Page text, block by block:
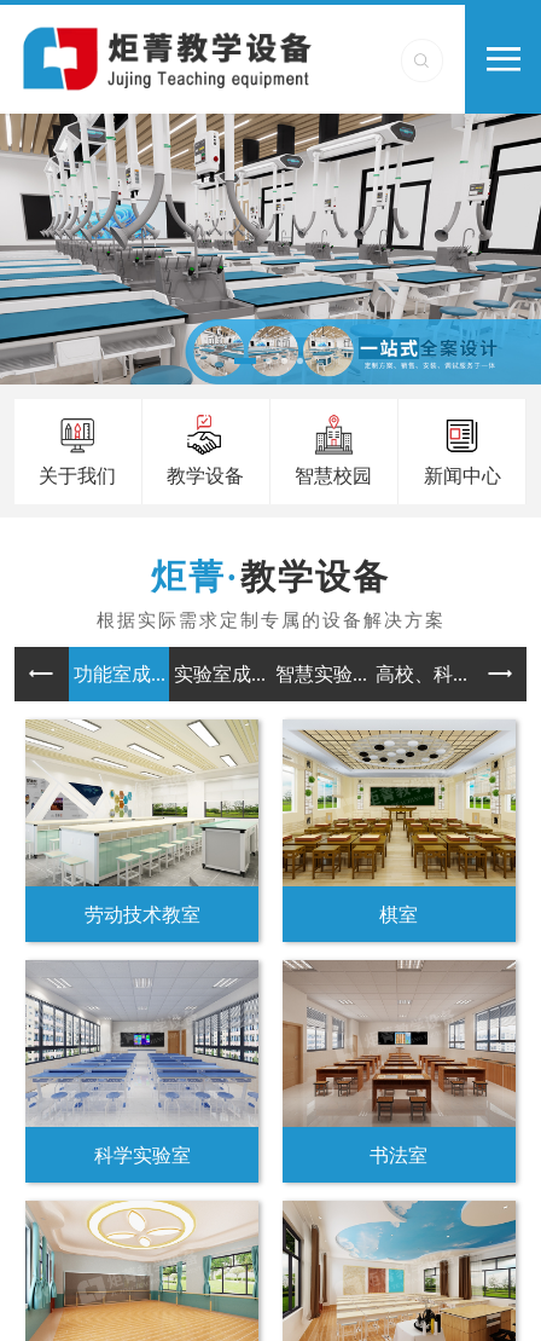
关于我们 教学设备 智慧校园 新闻中心
教学设备
功能室成... 实验室成... 智慧实验... 高校、科...
劳动技术教室 棋室
科学实验室 书法室